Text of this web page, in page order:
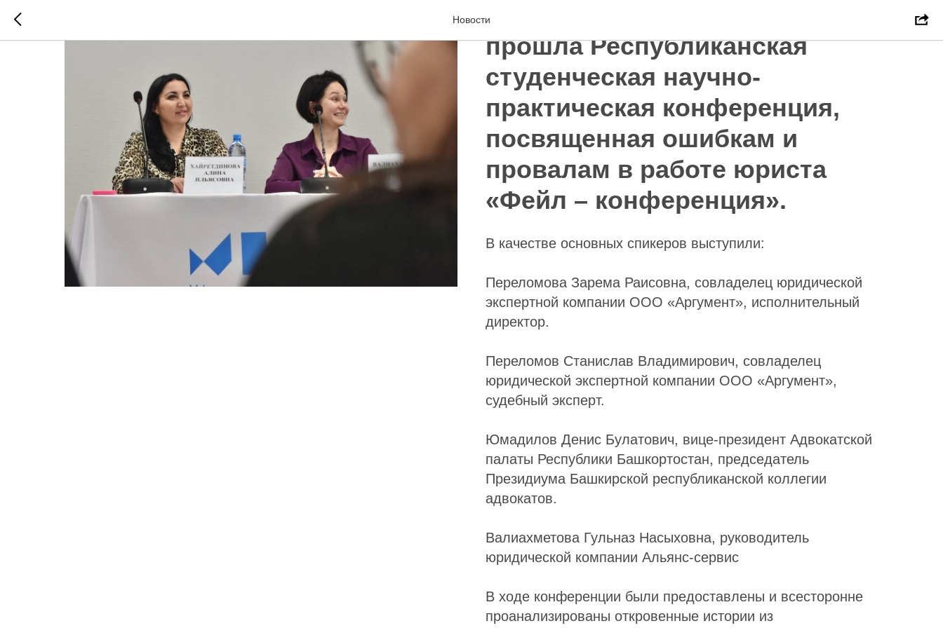
НовостиВ Институте права успешно
прошла Республиканская
студенческая научно-
практическая конференция,
посвященная ошибкам и
провалам в работе юриста
«Фейл – конференция».
В качестве основных спикеров выступили:
Переломова Зарема Раисовна, совладелец юридической
экспертной компании ООО «Аргумент», исполнительный
директор.
Переломов Станислав Владимирович, совладелец
юридической экспертной компании ООО «Аргумент»,
судебный эксперт.
Юмадилов Денис Булатович, вице-президент Адвокатской
палаты Республики Башкортостан, председатель
Президиума Башкирской республиканской коллегии
адвокатов.
Валиахметова Гульназ Насыховна, руководитель
юридической компании Альянс-сервис
В ходе конференции были предоставлены и всесторонне
проанализированы откровенные истории из